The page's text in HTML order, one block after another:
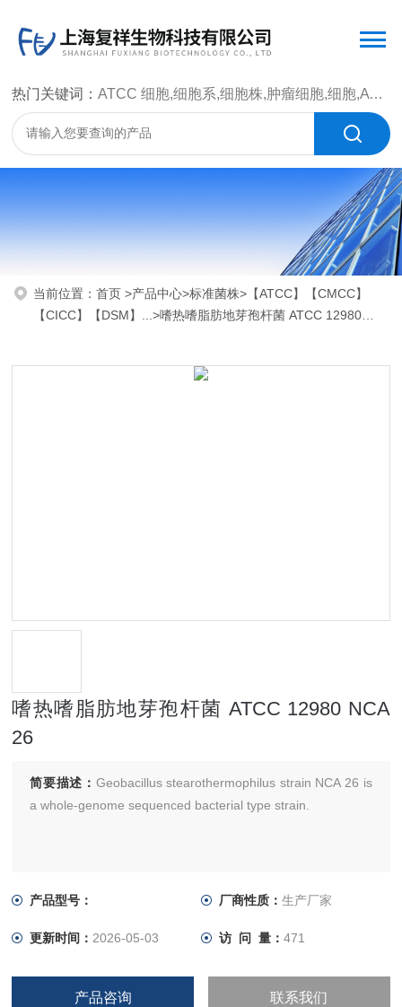
热门关键词：ATCC 细胞,细胞系,细胞株,肿瘤细胞,细胞,ATCC 菌种，CMCC 菌种，标准菌株，质控菌种，微生物菌种，菌株，菌种
当前位置：首页>产品中心>标准菌株> 【ATCC】【CMCC】
【CICC】【DSM】...>嗜热嗜脂肪地芽孢杆菌 ATCC 12980
嗜热嗜脂肪地芽孢杆菌 ATCC 12980 NCA
26
简要描述： Geobacillus stearothermophilus strain NCA 26 is
a whole-genome sequenced bacterial type strain.
产品型号： 厂商性质： 生产厂家
更新时间： 2026-05-03 访 问 量： 471
产品咨询 联系我们